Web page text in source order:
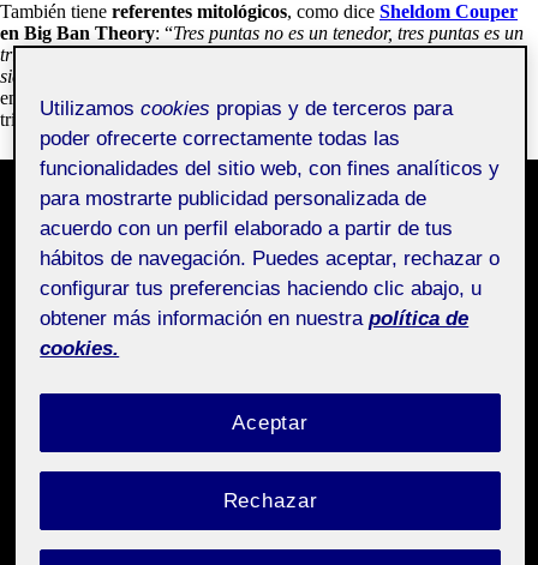
También tiene referentes mitológicos, como dice Sheldom Couper
en Big Ban Theory: “Tres puntas no es un tenedor, tres puntas es un
tridente. Con los tenedores se come, con los tridentes se reina en los
siete mares
en la mitología griega, los cuales reinaban los mares con un gran
tridente que les daba poder para agitar o calmar las aguas.
Utilizamoscookies propias y de terceros para
poder ofrecerte correctamente todas las
funcionalidades del sitio web, con fines analíticos y
para mostrarte publicidad personalizada de
acuerdo con un perfil elaborado a partir de tus
hábitos de navegación. Puedes aceptar, rechazar o
configurar tus preferencias haciendo clic abajo, u
obtener más información en nuestra política de
cookies.
Rechazar
Aceptar